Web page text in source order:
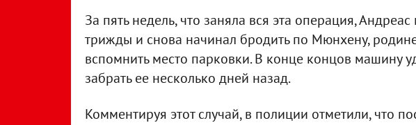
За пять недель, что заняла вся эта операция,
трижды и снова начинал бродить по Мюнхену,
вспомнить место парковки. В конце концов машину
забрать ее несколько дней назад.
Комментируя этот случай, в полиции отметили, что